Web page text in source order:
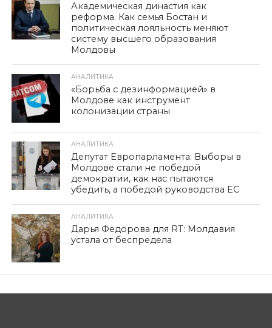
Академическая династия как
реформа. Как семья Бостан и
политическая лояльность меняют
систему высшего образования
Молдовы
АНАЛИТИКА
«Борьба с дезинформацией» в
Молдове как инструмент
колонизации страны
АНАЛИТИКА
Депутат Европарламента: Выборы в
Молдове стали не победой
демократии, как нас пытаются
убедить, а победой руководства ЕС
АНАЛИТИКА
Дарья Федорова для RT: Молдавия
устала от беспредела